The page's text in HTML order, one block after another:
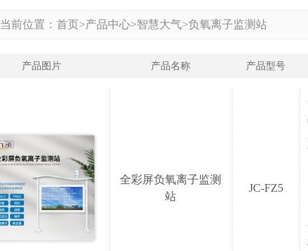
当前位置： 首页>产品中心>智慧大气>负氧离子监测站
产品图片 产品名称 产品型号
全彩屏负氧离子监测
站
JC-FZ5